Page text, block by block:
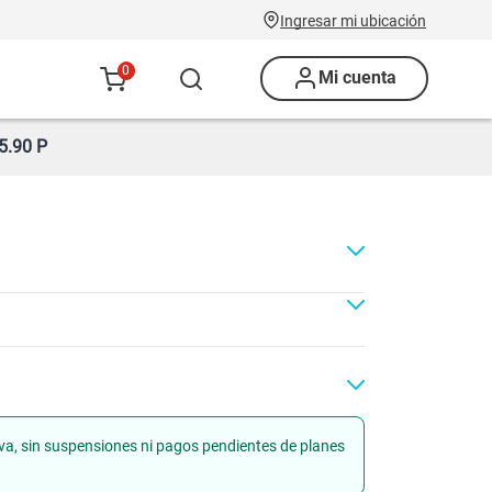
Ingresar mi ubicación
0 Mi cuenta
P
Renovación
sin suspensiones ni pagos pendientes de planes